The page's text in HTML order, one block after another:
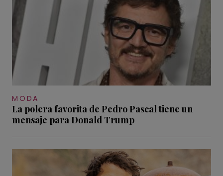
MODA
La polera favorita de Pedro Pascal tiene un
mensaje para Donald Trump